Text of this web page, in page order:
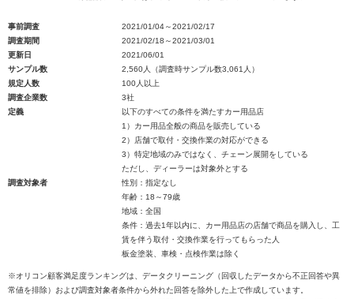
事前調査
2021/01/04～2021/02/17
調査期間
2021/02/18～2021/03/01
更新日
2021/06/01
サンプル数
2,560人（調査時サンプル数3,061人）
規定人数
100人以上
調査企業数
3社
定義
以下のすべての条件を満たすカー用品店
1）カー用品全般の商品を販売している
2）店舗で取付・交換作業の対応ができる
3）特定地域のみではなく、チェーン展開をしている
ただし、ディーラーは対象外とする
調査対象者
性別：指定なし
年齢：18～79歳
地域：全国
条件：過去1年以内に、カー用品店の店舗で商品を購入し、工
賃を伴う取付・交換作業を行ってもらった人
板金塗装、車検・点検作業は除く
※オリコン顧客満足度ランキングは、データクリーニング（回収したデータから不正回答や異
常値を排除）および調査対象者条件から外れた回答を除外した上で作成しています。